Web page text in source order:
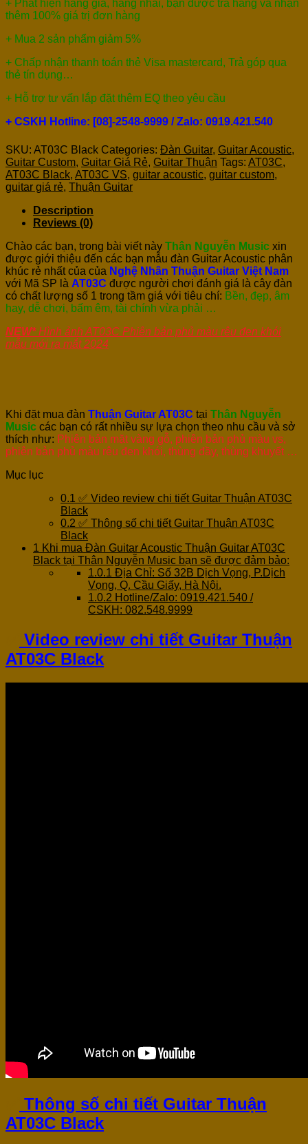
+ Phát hiện hàng giả, hàng nhái, bạn được trả hàng và nhận
thêm 100% giá trị đơn hàng
+ Mua 2 sản phẩm giảm 5%
+ Chấp nhận thanh toán thẻ Visa mastercard, Trả góp qua
thẻ tín dụng…
+ Hỗ trợ tư vấn lắp đặt thêm EQ theo yêu cầu
+ CSKH Hotline: [08]-2548-9999 / Zalo: 0919.421.540
SKU: AT03C Black Categories: Đàn Guitar, Guitar Acoustic,
Guitar Custom, Guitar Giá Rẻ, Guitar Thuận Tags: AT03C,
AT03C Black, AT03C VS, guitar acoustic, guitar custom,
guitar giá rẻ, Thuận Guitar
Description
Reviews (0)
Chào các bạn, trong bài viết này Thân Nguyễn Music xin
được giới thiệu đến các bạn mẫu đàn Guitar Acoustic phân
khúc rẻ nhất của của Nghệ Nhân Thuận Guitar Việt Nam
với Mã SP là AT03C được người chơi đánh giá là cây đàn
có chất lượng số 1 trong tầm giá với tiêu chí: Bền, đẹp, âm
hay, dễ chơi, bấm êm, tài chính vừa phải …
NEW* Hình ảnh AT03C Phiên bản phủ màu rêu đen khói
mẫu mới ra mắt 2024
Khi đặt mua đàn Thuận GuitarAT03C tại Thân Nguyễn
Music các bạn có rất nhiều sự lựa chọn theo nhu cầu và sở
thích như: Phiên bản mặt vàng gỗ, phiên bản phủ màu vs,
phiên bản phủ màu rêu đen khói, thùng đầy, thùng khuyết …
Mục lục
0.1 ✅ Video review chi tiết Guitar Thuận AT03C
Black
0.2 ✅ Thông số chi tiết Guitar Thuận AT03C
Black
1 Khi mua Đàn Guitar Acoustic Thuận Guitar AT03C
Black tại Thân Nguyễn Music bạn sẽ được đảm bảo:
1.0.1 Địa Chỉ: Số 32B Dịch Vọng, P.Dịch
Vọng, Q. Cầu Giấy, Hà Nội.
1.0.2 Hotline/Zalo: 0919.421.540 /
CSKH: 082.548.9999
Video review chi tiết Guitar Thuận
AT03C Black
Thông số chi tiết Guitar Thuận
AT03C Black